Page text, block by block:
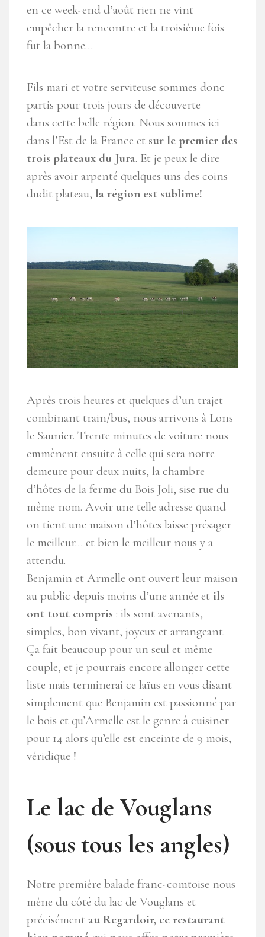
en ce week-end d’août rien ne vint
empêcher la rencontre et la troisième fois
fut la bonne…
Fils mari et votre serviteuse sommes donc
partis pour trois jours de découverte
dans cette belle région. Nous sommes ici
dans l’Est de la France et sur le premier des
trois plateaux du Jura. Et je peux le dire
après avoir arpenté quelques uns des coins
dudit plateau, la région est sublime!
Après trois heures et quelques d’un trajet
combinant train/bus, nous arrivons à Lons
le Saunier. Trente minutes de voiture nous
emmènent ensuite à celle qui sera notre
demeure pour deux nuits, la chambre
d’hôtes de la ferme du Bois Joli, sise rue du
même nom. Avoir une telle adresse quand
on tient une maison d’hôtes laisse présager
le meilleur… et bien le meilleur nous y a
attendu.
Benjamin et Armelle ont ouvert leur maison
au public depuis moins d’une année et ils
ont tout compris : ils sont avenants,
simples, bon vivant, joyeux et arrangeant.
Ça fait beaucoup pour un seul et même
couple, et je pourrais encore allonger cette
liste mais terminerai ce laïus en vous disant
simplement que Benjamin est passionné par
le bois et qu’Armelle est le genre à cuisiner
pour 14 alors qu’elle est enceinte de 9 mois,
véridique !
Le lac de Vouglans
(sous tous les angles)
Notre première balade franc-comtoise nous
mène du côté du lac de Vouglans et
précisément au Regardoir, ce restaurant